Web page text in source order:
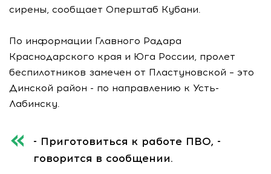
сирены, сообщает Оперштаб Кубани.
По информации Главного Радара
Краснодарского края и Юга России, пролет
беспилотников замечен от Пластуновской – это
Динской район - по направлению к Усть-
Лабинску.
- Приготовиться к работе ПВО, -
говорится в сообщении.